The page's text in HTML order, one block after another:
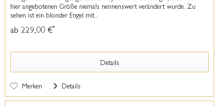
hier angebotenen Größe niemals nennenswert verändert wurde. Zu
sehen ist ein blonder Engel mit...
ab 229,00 €*
Details
Merken Details